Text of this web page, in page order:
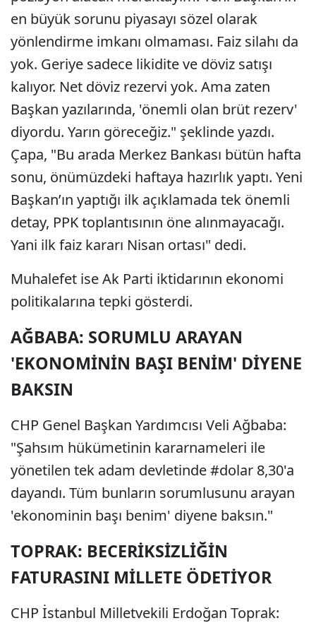
en büyük sorunu piyasayı sözel olarak
yönlendirme imkanı olmaması. Faiz silahı da
yok. Geriye sadece likidite ve döviz satışı
kalıyor. Net döviz rezervi yok. Ama zaten
Başkan yazılarında, 'önemli olan brüt rezerv'
diyordu. Yarın göreceğiz." şeklinde yazdı.
Çapa, "Bu arada Merkez Bankası bütün hafta
sonu, önümüzdeki haftaya hazırlık yaptı. Yeni
Başkan’ın yaptığı ilk açıklamada tek önemli
detay, PPK toplantısının öne alınmayacağı.
Yani ilk faiz kararı Nisan ortası" dedi.
Muhalefet ise Ak Parti iktidarının ekonomi
politikalarına tepki gösterdi.
AĞBABA: SORUMLU ARAYAN
'EKONOMİNİN BAŞI BENİM' DİYENE
BAKSIN
CHP Genel Başkan Yardımcısı Veli Ağbaba:
"Şahsım hükümetinin kararnameleri ile
yönetilen tek adam devletinde #dolar 8,30'a
dayandı. Tüm bunların sorumlusunu arayan
'ekonominin başı benim' diyene baksın."
TOPRAK: BECERİKSİZLİĞİN
FATURASINI MİLLETE ÖDETİYOR
CHP İstanbul Milletvekili Erdoğan Toprak: